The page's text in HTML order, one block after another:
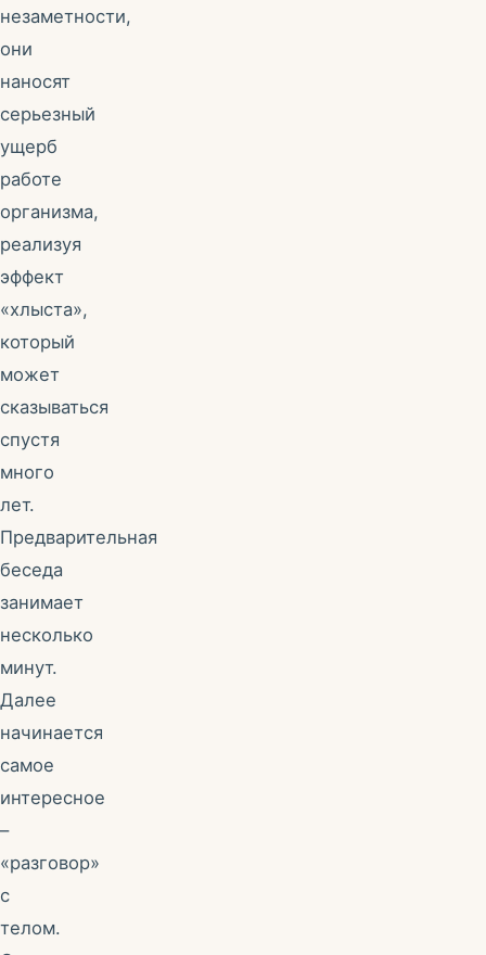
незаметности,
они
наносят
серьезный
ущерб
работе
организма,
реализуя
эффект
«хлыста»,
который
может
сказываться
спустя
много
лет.
Предварительная
беседа
занимает
несколько
минут.
Далее
начинается
самое
интересное
–
«разговор»
с
телом.